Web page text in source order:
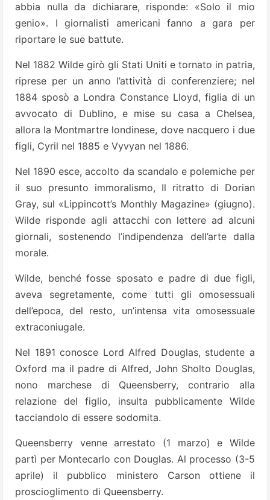
abbia nulla da dichiarare, risponde: «Solo il mio
genio». I giornalisti americani fanno a gara per
riportare le sue battute.
Nel 1882 Wilde girò gli Stati Uniti e tornato in patria,
riprese per un anno l’attività di conferenziere; nel
1884 sposò a Londra Constance Lloyd, figlia di un
avvocato di Dublino, e mise su casa a Chelsea,
allora la Montmartre londinese, dove nacquero i due
figli, Cyril nel 1885 e Vyvyan nel 1886.
Nel 1890 esce, accolto da scandalo e polemiche per
il suo presunto immoralismo, Il ritratto di Dorian
Gray, sul «Lippincott’s Monthly Magazine» (giugno).
Wilde risponde agli attacchi con lettere ad alcuni
giornali, sostenendo l’indipendenza dell’arte dalla
morale.
Wilde, benché fosse sposato e padre di due figli,
aveva segretamente, come tutti gli omosessuali
dell’epoca, del resto, un’intensa vita omosessuale
extraconiugale.
Nel 1891 conosce Lord Alfred Douglas, studente a
Oxford ma il padre di Alfred, John Sholto Douglas,
nono marchese di Queensberry, contrario alla
relazione del figlio, insulta pubblicamente Wilde
tacciandolo di essere sodomita.
Queensberry venne arrestato (1 marzo) e Wilde
partì per Montecarlo con Douglas. Al processo (3-5
aprile) il pubblico ministero Carson ottiene il
proscioglimento di Queensberry.